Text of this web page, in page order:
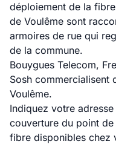
déploiement de la fibre
de Voulême sont
armoires de rue qui
de la commune.
Bouygues Telecom,
Sosh commercialisent
Voulême.
Indiquez votre
couverture du point
fibre disponibles chez